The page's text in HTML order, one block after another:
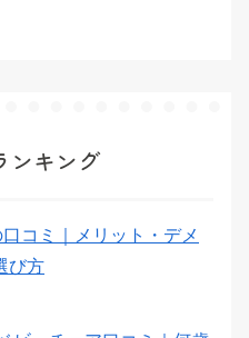
ンキング
コミ｜メリット・デメ
び方